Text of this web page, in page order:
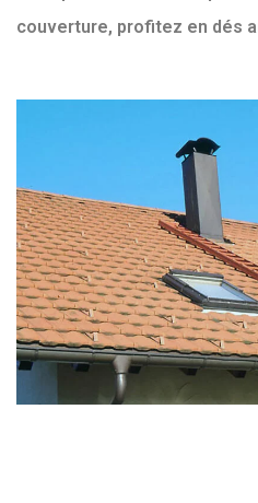
couverture, profitez en dés